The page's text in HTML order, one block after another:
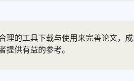
的工具下载与使用来完善论文，
提供有益的参考。